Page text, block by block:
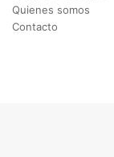
Quienes somos
Contacto